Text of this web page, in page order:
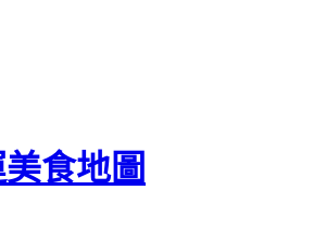
食地圖